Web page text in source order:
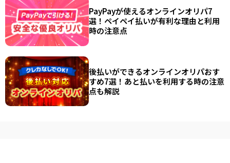
PayPayが使えるオンラインオリパ7
選！ペイペイ払いが有利な理由と利用
時の注意点
後払いができるオンラインオリパおす
すめ7選！あと払いを利用する時の注意
点も解説